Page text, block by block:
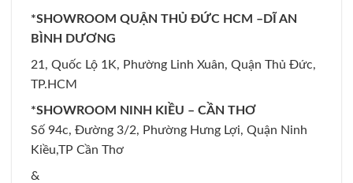
*SHOWROOM QUẬN THỦ ĐỨC HCM –DĨ AN
BÌNH DƯƠNG
21, Quốc Lộ 1K, Phường Linh Xuân, Quận Thủ Đức,
TP.HCM
*SHOWROOM NINH KIỀU – CẦN THƠ
Số 94c, Đường 3/2, Phường Hưng Lợi, Quận Ninh
Kiều,TP Cần Thơ
&